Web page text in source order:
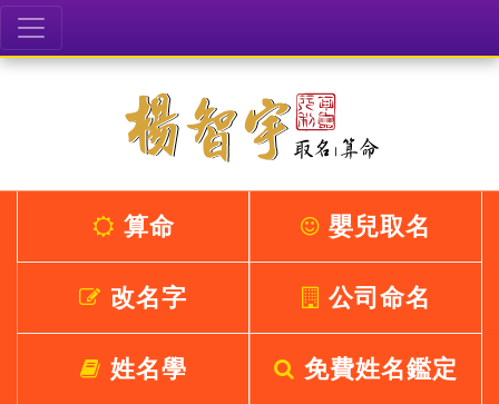
算命 嬰兒取名
改名字 公司命名
姓名學 免費姓名鑑定